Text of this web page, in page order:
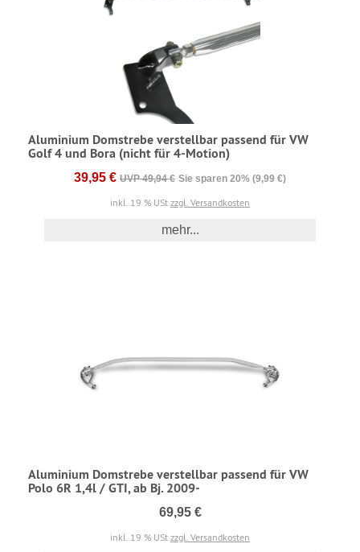
Aluminium Domstrebe verstellbar passend für VW
Golf 4 und Bora (nicht für 4-Motion)
39,95 € UVP 49,94 € Sie sparen 20% (9,99 €)
inkl. 19 % USt zzgl. Versandkosten
mehr...
Aluminium Domstrebe verstellbar passend für VW
Polo 6R 1,4l / GTI, ab Bj. 2009-
69,95 €
inkl. 19 % USt zzgl. Versandkosten